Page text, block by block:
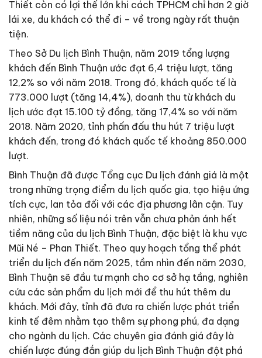
Thiết còn có lợi thế lớn khi cách TPHCM chỉ hơn 2 giờ
lái xe, du khách có thể đi – về trong ngày rất thuận
tiện.
Theo Sở Du lịch Bình Thuận, năm 2019 tổng lượng
khách đến Bình Thuận ước đạt 6,4 triệu lượt, tăng
12,2% so với năm 2018. Trong đó, khách quốc tế là
773.000 lượt (tăng 14,4%), doanh thu từ khách du
lịch ước đạt 15.100 tỷ đồng, tăng 17,4% so với năm
2018. Năm 2020, tỉnh phấn đấu thu hút 7 triệu lượt
khách đến, trong đó khách quốc tế khoảng 850.000
lượt.
Bình Thuận đã được Tổng cục Du lịch đánh giá là một
trong những trọng điểm du lịch quốc gia, tạo hiệu ứng
tích cực, lan tỏa đối với các địa phương lân cận. Tuy
nhiên, những số liệu nói trên vẫn chưa phản ánh hết
tiềm năng của du lịch Bình Thuận, đặc biệt là khu vực
Mũi Né – Phan Thiết. Theo quy hoạch tổng thể phát
triển du lịch đến năm 2025, tầm nhìn đến năm 2030,
Bình Thuận sẽ đầu tư mạnh cho cơ sở hạ tầng, nghiên
cứu các sản phẩm du lịch mới để thu hút thêm du
khách. Mới đây, tỉnh đã đưa ra chiến lược phát triển
kinh tế đêm nhằm tạo thêm sự phong phú, đa dạng
cho ngành du lịch. Các chuyên gia đánh giá đây là
chiến lược đúng đắn giúp du lịch Bình Thuận đột phá